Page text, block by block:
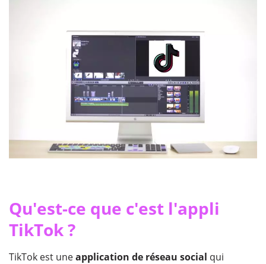
Qu'est-ce que c'est l'appli
TikTok ?
TikTok est uneapplication de réseau social qui